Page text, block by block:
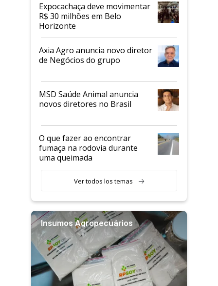
Expocachaça deve movimentar
R$ 30 milhões em Belo
Horizonte
Axia Agro anuncia novo diretor
de Negócios do grupo
MSD Saúde Animal anuncia
novos diretores no Brasil
O que fazer ao encontrar
fumaça na rodovia durante
uma queimada
Ver todos los temas
Insumos Agropecuários